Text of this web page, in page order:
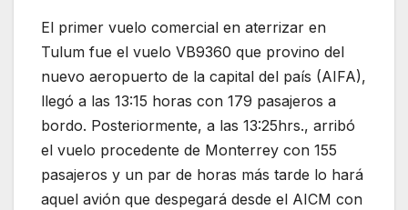
El primer vuelo comercial en aterrizar en
Tulum fue el vuelo VB9360 que provino del
nuevo aeropuerto de la capital del país (AIFA),
llegó a las 13:15 horas con 179 pasajeros a
bordo. Posteriormente, a las 13:25hrs., arribó
el vuelo procedente de Monterrey con 155
pasajeros y un par de horas más tarde lo hará
aquel avión que despegará desde el AICM con